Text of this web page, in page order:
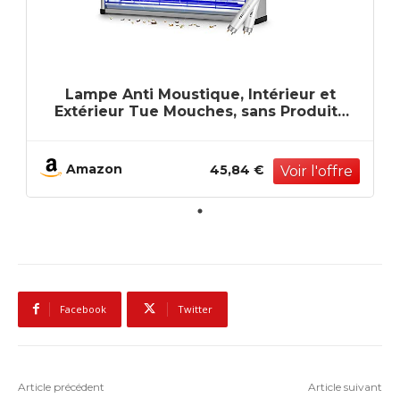
Lampe Anti Moustique, Intérieur et
Extérieur Tue Mouches, sans Produits
Amazon 45,84 €
Facebook Twitter
Article précédent Article suivant